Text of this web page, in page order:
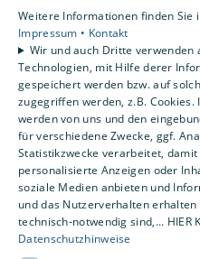
Gewerbekunden
Karriere
Unternehmen
Kontakt
Weitere Informationen finden Sie
Impressum • Kontakt
Wir und auch Dritte verwenden
Technologien, mit Hilfe derer
gespeichert werden bzw. auf
zugegriffen werden, z.B.
werden von uns und den
für verschiedene Zwecke, ggf.
Statistikzwecke verarbeitet,
personalisierte Anzeigen oder
soziale Medien anbieten und
und das Nutzerverhalten
technisch-notwendig sind,... HIER
Datenschutzhinweise